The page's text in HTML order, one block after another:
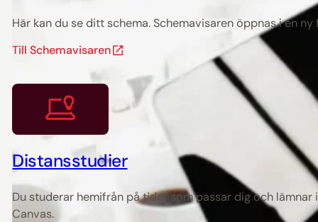
Här kan du se ditt schema. Schemavisaren öppnas i en ny
Till Schemavisaren
Distansstudier
Du studerar hemifrån på tider som passar dig och
Canvas.